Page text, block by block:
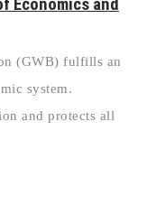
Economics and
(GWB) fulfills an
system.
and protects all